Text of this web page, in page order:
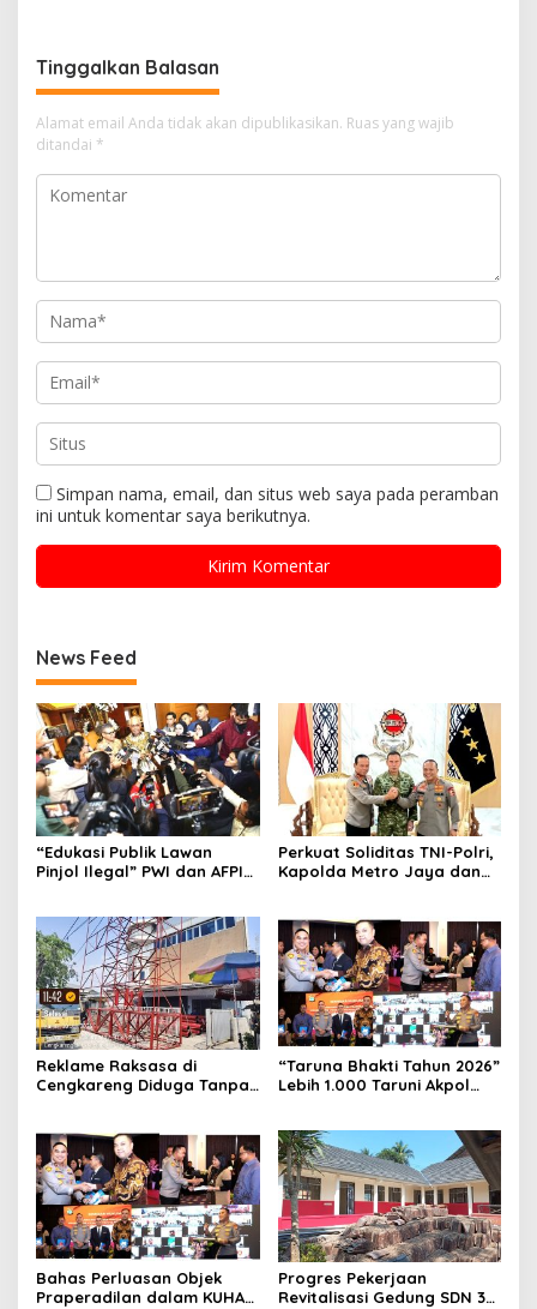
Tinggalkan Balasan
Alamat email Anda tidak akan dipublikasikan. Ruas yang wajib
ditandai *
Simpan nama, email, dan situs web saya pada peramban
ini untuk komentar saya berikutnya.
News Feed
“Edukasi Publik Lawan
Pinjol Ilegal” PWI dan AFPI
Perkuat Soliditas TNI-Polri,
Kapolda Metro Jaya dan
Reklame Raksasa di
Cengkareng Diduga Tanpa
Identitas Petugas Tak
Dikenali
“Taruna Bhakti Tahun 2026”
Lebih 1.000 Taruni Akpol
Rakyat
Bahas Perluasan Objek
Praperadilan dalam KUHAP
Progres Pekerjaan
Revitalisasi Gedung SDN 3